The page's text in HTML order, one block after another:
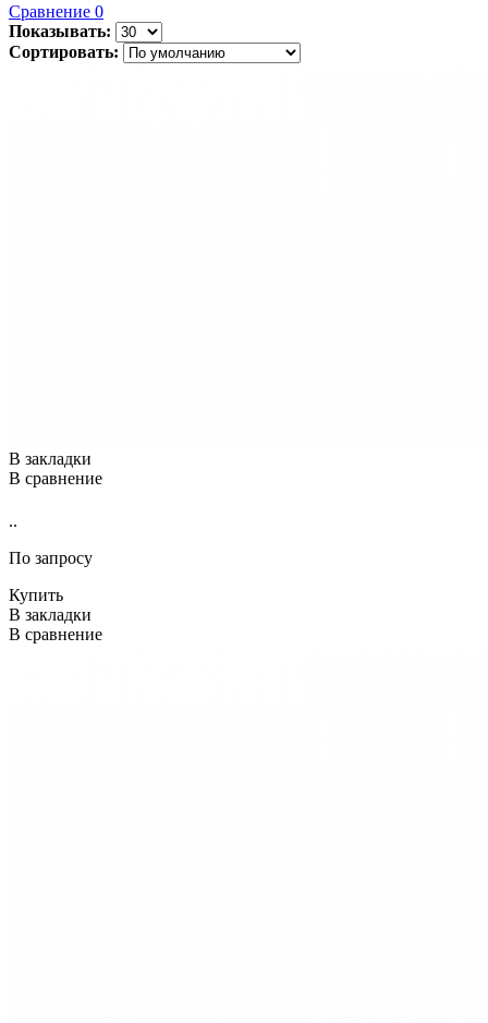
Сравнение 0
Показывать:
Сортировать:
В закладки
В сравнение
..
По запросу
Купить
В закладки
В сравнение